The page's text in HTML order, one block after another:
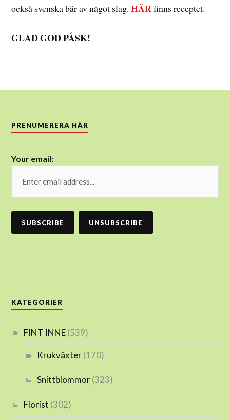
också svenska bär av något slag.HÄRfinns receptet.
GLAD GOD PÅSK!
PRENUMERERA HÄR
Your email:
KATEGORIER
FINT INNE(539)
Krukväxter(170)
Snittblommor(323)
Florist (302)